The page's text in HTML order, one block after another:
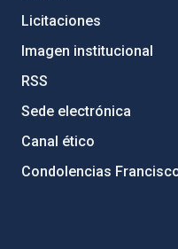
Licitaciones
Imagen institucional
RSS
Sede electrónica
Canal ético
Condolencias